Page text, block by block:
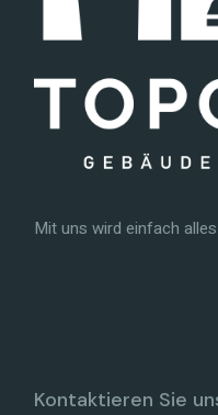
Mit uns wird einfach
Kontaktieren Sie